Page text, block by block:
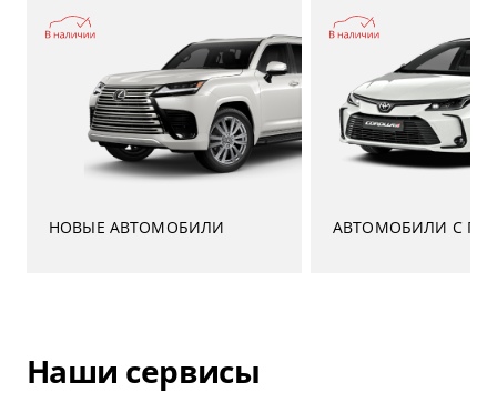
НОВЫЕ АВТОМОБИЛИ АВТОМОБИЛИ С
Наши сервисы